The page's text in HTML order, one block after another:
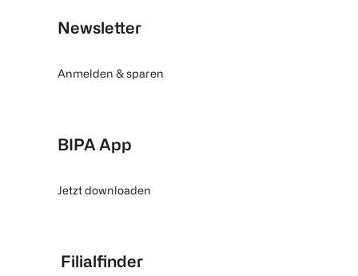
Newsletter
Anmelden & sparen
BIPA App
Jetzt downloaden
Filialfinder